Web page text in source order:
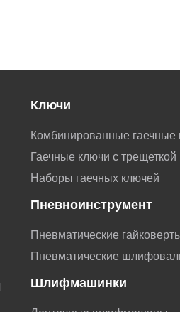
Ключи
Комбинированные гаечные
Гаечные ключи с трещеткой
Наборы гаечных ключей
Пневноинструмент
Пневматические
Пневматические
Шлифмашинки